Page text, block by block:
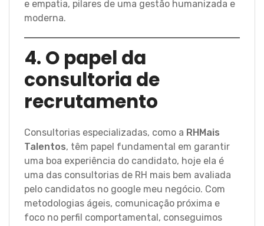
e empatia, pilares de uma gestão humanizada e
moderna.
4. O papel da
consultoria de
recrutamento
Consultorias especializadas, como a RHMais
Talentos, têm papel fundamental em garantir
uma boa experiência do candidato, hoje ela é
uma das consultorias de RH mais bem avaliada
pelo candidatos no google meu negócio. Com
metodologias ágeis, comunicação próxima e
foco no perfil comportamental, conseguimos